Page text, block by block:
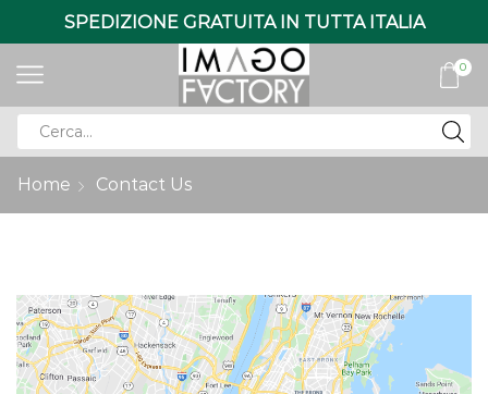
SPEDIZIONE GRATUITA IN TUTTA ITALIA
0
input
Home Contact Us